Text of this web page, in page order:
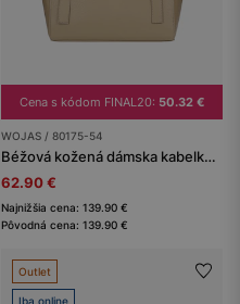
Cena s kódom FINAL20: 50.32 €
WOJAS / 80175-54
Béžová kožená dámska kabelka typu shopper
62.90 €
Najnižšia cena: 139.90 €
Pôvodná cena: 139.90 €
Outlet
Iba online